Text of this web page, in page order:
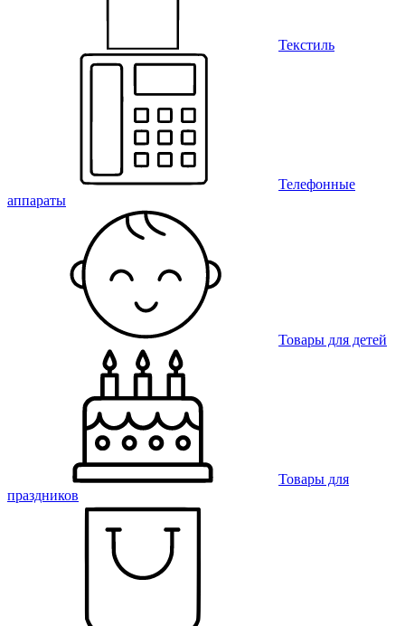
Текстиль
Телефонные
аппараты
Товары для детей
Товары для
праздников